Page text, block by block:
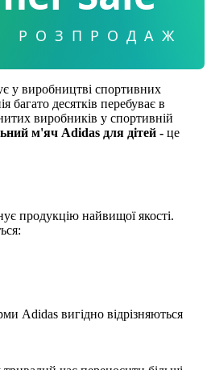
РОЗПРОДАЖ
у виробництві спортивних
багато десятків перебуває в
виробників у спортивній
м'яч Adidas для дітей - це
продукцію найвищої якості.
Adidas вигідно відрізняються